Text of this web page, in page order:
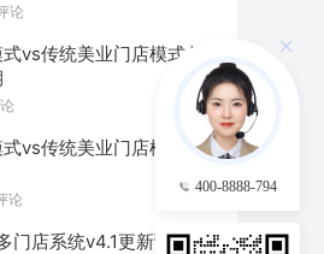
论
vs传统美业门店模式 调
vs传统美业门店模式 调
论
门店系统v4.1更新预告：
400-8888-794